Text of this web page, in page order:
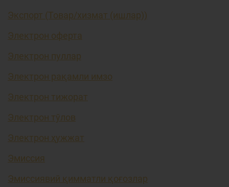
Экспорт (Товар/хизмат (ишлар))
Электрон оферта
Электрон пуллар
Электрон рақамли имзо
Электрон тижорат
Электрон тўлов
Электрон ҳужжат
Эмиссия
Эмиссиявий қимматли қоғозлар